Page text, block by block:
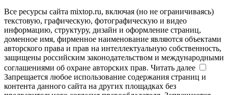
Все ресурсы сайта mixtop.ru, включая (но не ограничиваясь)
текстовую, графическую, фотографическую и видео
информацию, структуру, дизайн и оформление страниц,
доменное имя, фирменное наименование являются объектами
авторского права и прав на интеллектуальную собственность,
защищены российским законодательством и международными
соглашениями об охране авторских прав. Читать далее
Запрещается любое использование содержания страниц и
контента данного сайта на других площадках без